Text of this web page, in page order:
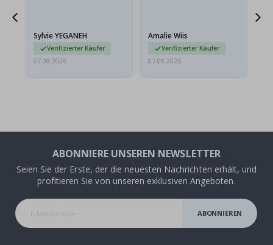
sie…
Sylvie YEGANEH
Verifizierter Käufer
07.08.2026
Amalie Wiis
Verifizierter Käufer
07.08.2026
ABONNIERE UNSEREN NEWSLETTER
Seien Sie der Erste, der die neuesten Nachrichten erhält, und
profitieren Sie von unseren exklusiven Angeboten.
ABONNIEREN